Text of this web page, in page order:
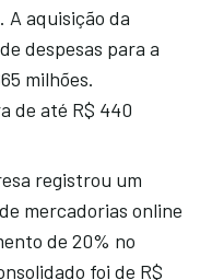
A aquisição da
despesas para a
milhões.
de até R$ 440
registrou um
mercadorias online
de 20% no
foi de R$